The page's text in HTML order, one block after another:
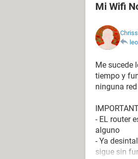
Mi Wifi
Me sucede
tiempo y
ninguna
- EL router
alguno
- Ya
sigue sin